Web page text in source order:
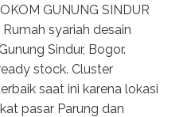
GUNUNG SINDUR
syariah desain
Sindur, Bogor.
stock. Cluster
saat ini karena lokasi
pasar Parung dan